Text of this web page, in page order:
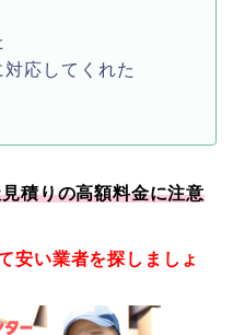
応してくれた
積りの高額料金に注意
安い業者を探しましょ